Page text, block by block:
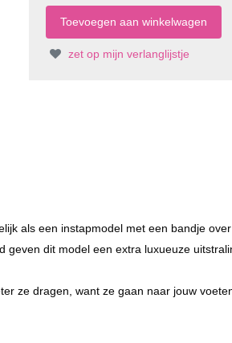
zet op mijn verlanglijstje
als een instapmodel met een bandje
dit model een extra luxueuze
ze dragen, want ze gaan naar jouw